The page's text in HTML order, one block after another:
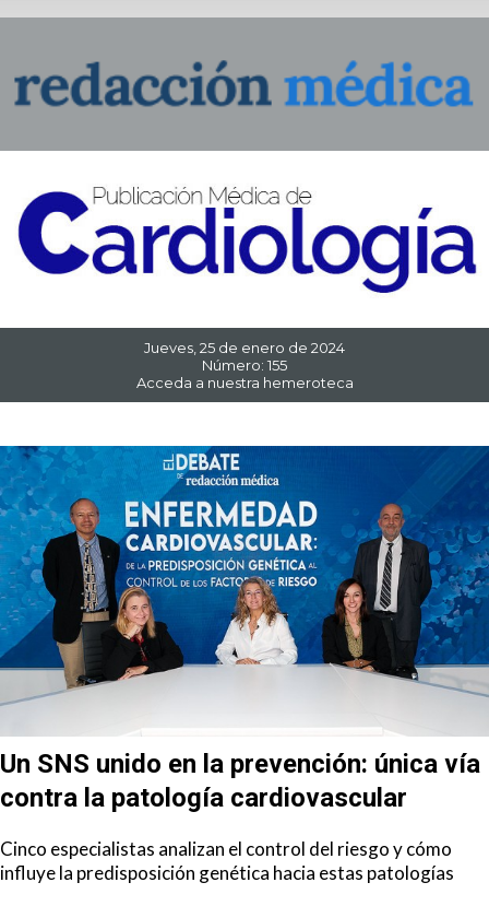
Jueves , 25 de enero de 2024
Número: 155
Acceda a nuestra hemeroteca
Un SNS unido en la prevención: única vía
contra la patología cardiovascular
Cinco especialistas analizan el control del riesgo y cómo
influye la predisposición genética hacia estas patologías